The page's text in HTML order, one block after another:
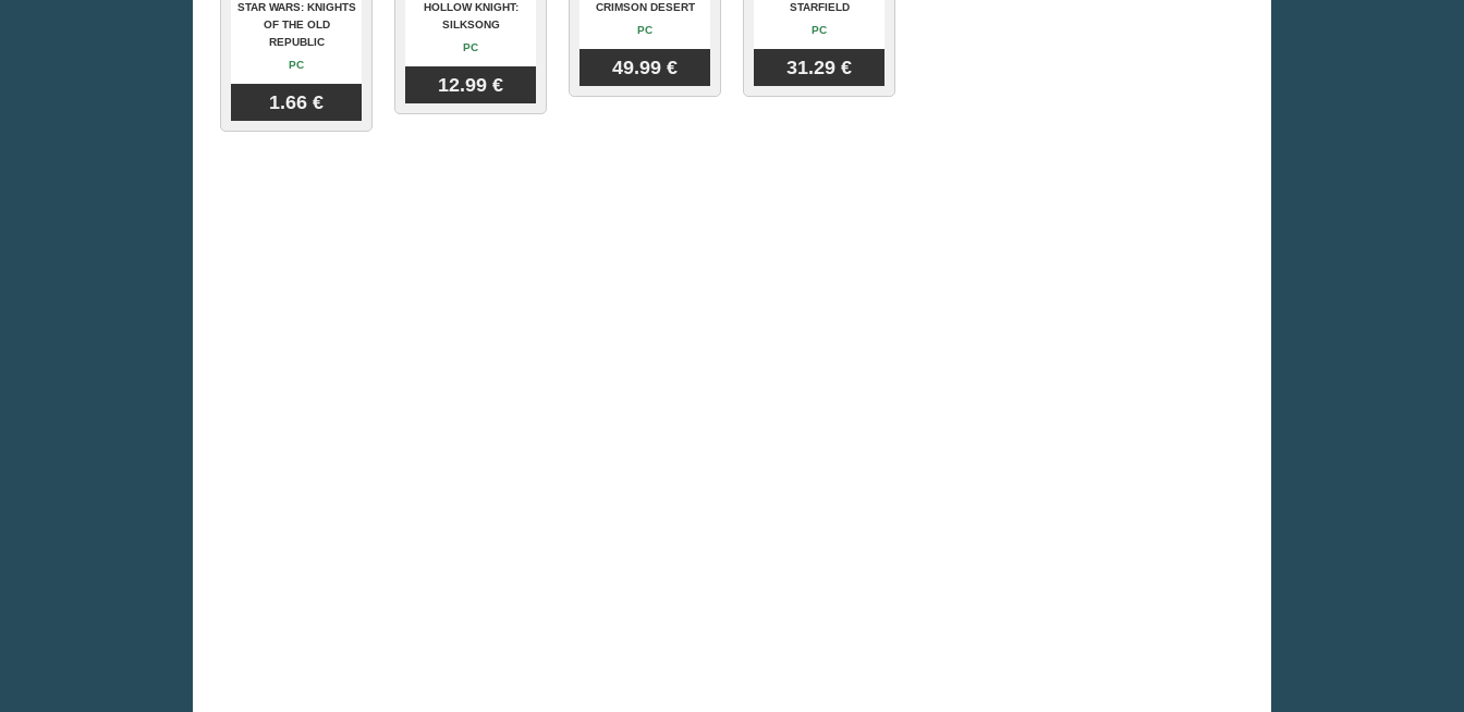
STAR WARS: KNIGHTS
OF THE OLD
REPUBLIC
PC
1.66 €
HOLLOW KNIGHT:
SILKSONG
PC
12.99 €
CRIMSON DESERT
PC
49.99 €
STARFIELD
PC
31.29 €